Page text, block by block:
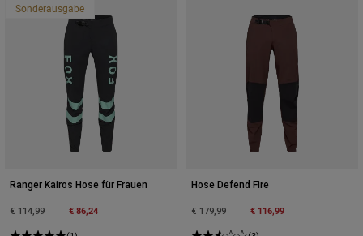
Sonderausgabe
Ranger Kairos Hose für Frauen
Price reduced from
€ 114,99to € 86,24
Hose Defend Fire
Price reduced from
€ 179,99to € 116,99